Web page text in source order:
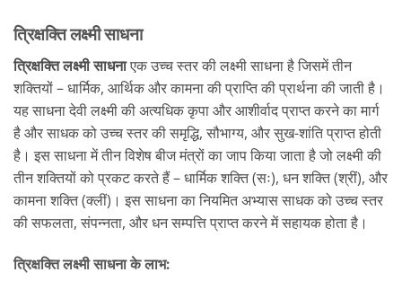
त्रिक्षक्ति लक्ष्मी साधना
त्रिक्षक्ति लक्ष्मी साधनाएक उच्च स्तर की लक्ष्मी साधना है जिसमें तीन
शक्तियों – धार्मिक, आर्थिक और कामना की प्राप्ति की प्रार्थना की जाती है।
यह साधना देवी लक्ष्मी की अत्यधिक कृपा और आशीर्वाद प्राप्त करने का मार्ग
है और साधक को उच्च स्तर की समृद्धि, सौभाग्य, और सुख-शांति प्राप्त होती
है। इस साधना में तीन विशेष बीज मंत्रों का जाप किया जाता है जो लक्ष्मी की
तीन शक्तियों को प्रकट करते हैं – धार्मिक शक्ति (सः), धन शक्ति (श्रीं), और
कामना शक्ति (क्लीं)। इस साधना का नियमित अभ्यास साधक को उच्च स्तर
की सफलता, संपन्नता, और धन सम्पत्ति प्राप्त करने में सहायक होता है।
त्रिक्षक्ति लक्ष्मी साधना के लाभ: